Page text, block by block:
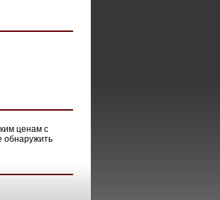
ценам с
обнаружить